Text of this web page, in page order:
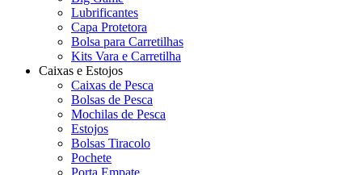
Lubrificantes
Capa Protetora
Bolsa para Carretilhas
Kits Vara e Carretilha
Caixas e Estojos
Caixas de Pesca
Bolsas de Pesca
Mochilas de Pesca
Estojos
Bolsas Tiracolo
Pochete
Porta Empate